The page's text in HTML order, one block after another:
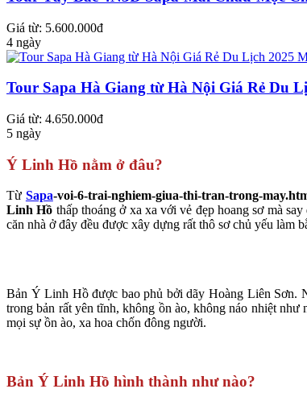
Giá từ: 5.600.000đ
4 ngày
Tour Sapa Hà Giang từ Hà Nội Giá Rẻ Du
Giá từ: 4.650.000đ
5 ngày
Ý Linh Hồ nằm ở đâu?
Từ Sapa-voi-6-trai-nghiem-giua-thi-tran-trong-
Linh Hồ thấp thoáng ở xa xa với vẻ đẹp hoang sơ mà
căn nhà ở đây đều được xây dựng rất thô sơ chủ yếu làm
Bản Ý Linh Hồ được bao phủ bởi dãy Hoàng Liên Sơn.
trong bản rất yên tĩnh, không ồn ào, không náo nhiệt như
mọi sự ồn ào, xa hoa chốn đông người.
Bản Ý Linh Hồ hình thành như nào?